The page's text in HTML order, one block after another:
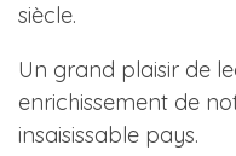
siècle.
Un grand plaisir de
enrichissement de
insaisissable pays.